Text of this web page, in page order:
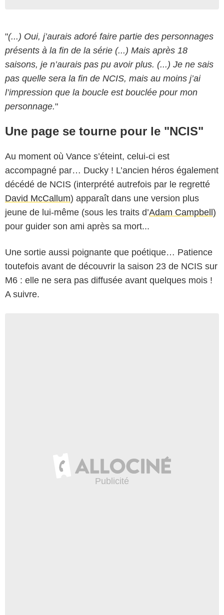
"(...) Oui, j’aurais adoré faire partie des personnages
présents à la fin de la série (...) Mais après 18
saisons, je n’aurais pas pu avoir plus. (...) Je ne sais
pas quelle sera la fin de NCIS, mais au moins j’ai
l’impression que la boucle est bouclée pour mon
personnage."
Une page se tourne pour le "NCIS"
Au moment où Vance s’éteint, celui-ci est
accompagné par… Ducky ! L’ancien héros également
décédé de NCIS (interprété autrefois par le regretté
David McCallum) apparaît dans une version plus
jeune de lui-même (sous les traits d’Adam Campbell)
pour guider son ami après sa mort...
Une sortie aussi poignante que poétique… Patience
toutefois avant de découvrir la saison 23 de NCIS sur
M6 : elle ne sera pas diffusée avant quelques mois !
A suivre.